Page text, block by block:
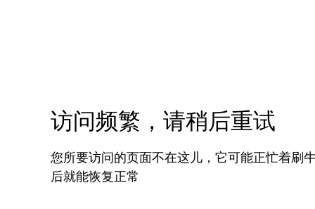
访问频繁，请稍后重试
您所要访问的页面不在这儿，它可能正忙着刷
后就能恢复正常